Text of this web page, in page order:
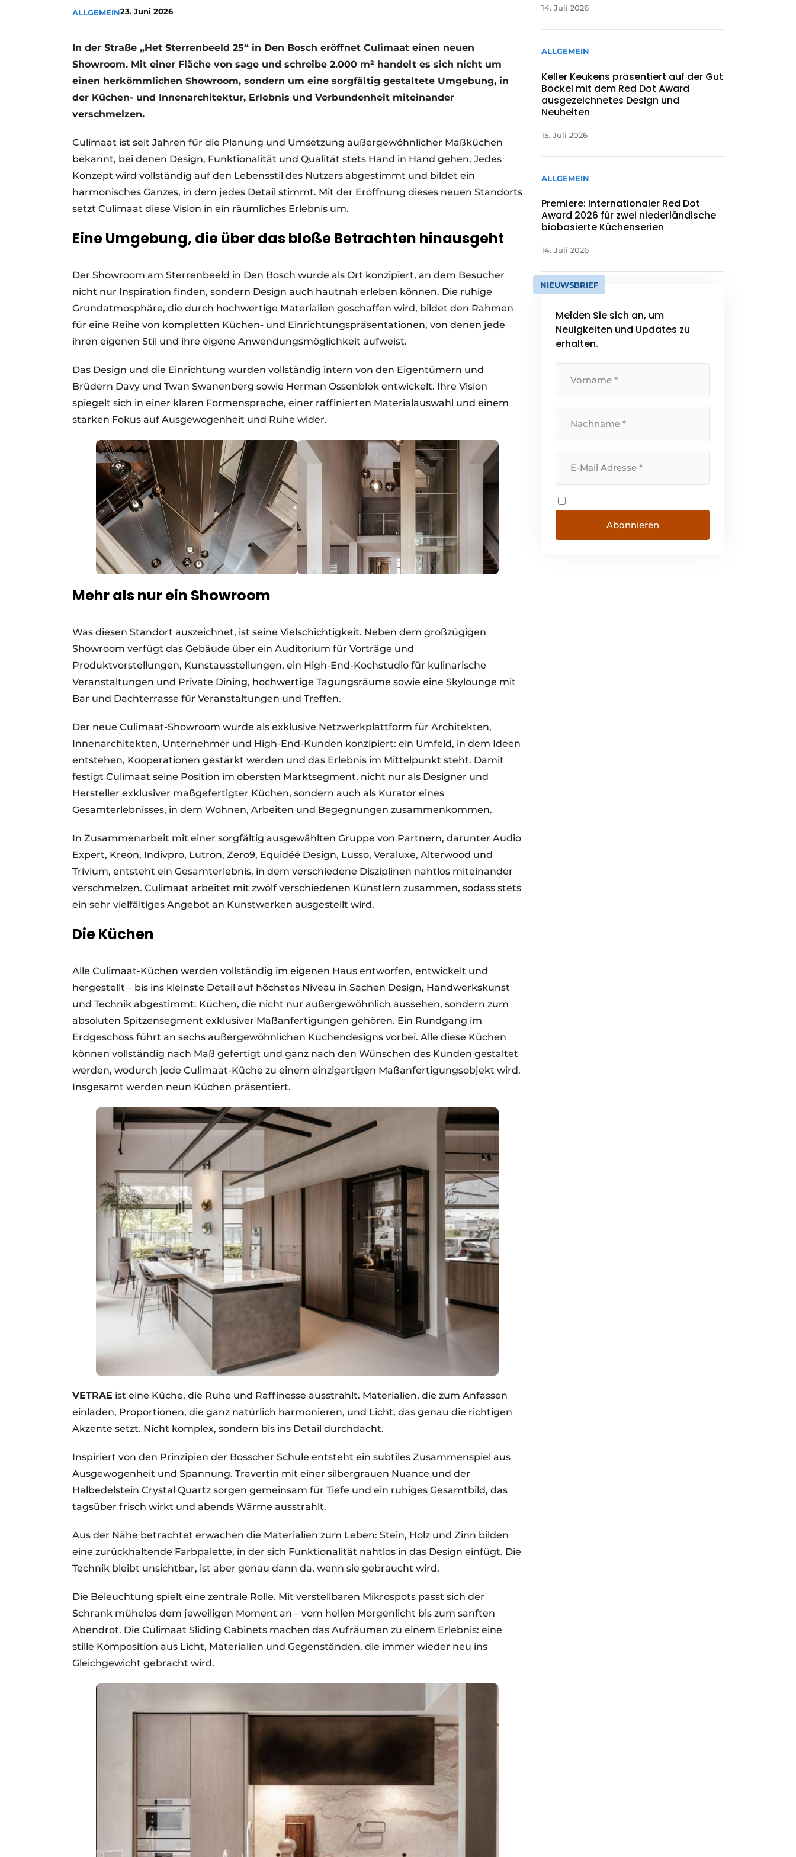
Ein Stellenangebot registrieren
Videos
ALLGEMEIN23. Juni 2026
In der Straße „Het Sterrenbeeld 25“ in Den Bosch eröffnet Culimaat einen neuen
Showroom. Mit einer Fläche von sage und schreibe 2.000 m² handelt es sich nicht um
einen herkömmlichen Showroom, sondern um eine sorgfältig gestaltete Umgebung, in
der Küchen- und Innenarchitektur, Erlebnis und Verbundenheit miteinander
verschmelzen.
Culimaat ist seit Jahren für die Planung und Umsetzung außergewöhnlicher Maßküchen
bekannt, bei denen Design, Funktionalität und Qualität stets Hand in Hand gehen. Jedes
Konzept wird vollständig auf den Lebensstil des Nutzers abgestimmt und bildet ein
harmonisches Ganzes, in dem jedes Detail stimmt. Mit der Eröffnung dieses neuen Standorts
setzt Culimaat diese Vision in ein räumliches Erlebnis um.
Eine Umgebung, die über das bloße Betrachten hinausgeht
Der Showroom am Sterrenbeeld in Den Bosch wurde als Ort konzipiert, an dem Besucher
nicht nur Inspiration finden, sondern Design auch hautnah erleben können. Die ruhige
Grundatmosphäre, die durch hochwertige Materialien geschaffen wird, bildet den Rahmen
für eine Reihe von kompletten Küchen- und Einrichtungspräsentationen, von denen jede
ihren eigenen Stil und ihre eigene Anwendungsmöglichkeit aufweist.
Das Design und die Einrichtung wurden vollständig intern von den Eigentümern und
Brüdern Davy und Twan Swanenberg sowie Herman Ossenblok entwickelt. Ihre Vision
spiegelt sich in einer klaren Formensprache, einer raffinierten Materialauswahl und einem
starken Fokus auf Ausgewogenheit und Ruhe wider.
Mehr als nur ein Showroom
Was diesen Standort auszeichnet, ist seine Vielschichtigkeit. Neben dem großzügigen
Showroom verfügt das Gebäude über ein Auditorium für Vorträge und
Produktvorstellungen, Kunstausstellungen, ein High-End-Kochstudio für kulinarische
Veranstaltungen und Private Dining, hochwertige Tagungsräume sowie eine Skylounge mit
Bar und Dachterrasse für Veranstaltungen und Treffen.
Der neue Culimaat-Showroom wurde als exklusive Netzwerkplattform für Architekten,
Innenarchitekten, Unternehmer und High-End-Kunden konzipiert: ein Umfeld, in dem Ideen
entstehen, Kooperationen gestärkt werden und das Erlebnis im Mittelpunkt steht. Damit
festigt Culimaat seine Position im obersten Marktsegment, nicht nur als Designer und
Hersteller exklusiver maßgefertigter Küchen, sondern auch als Kurator eines
Gesamterlebnisses, in dem Wohnen, Arbeiten und Begegnungen zusammenkommen.
In Zusammenarbeit mit einer sorgfältig ausgewählten Gruppe von Partnern, darunter Audio
Expert, Kreon, Indivpro, Lutron, Zero9, Equidéé Design, Lusso, Veraluxe, Alterwood und
Trivium, entsteht ein Gesamterlebnis, in dem verschiedene Disziplinen nahtlos miteinander
verschmelzen. Culimaat arbeitet mit zwölf verschiedenen Künstlern zusammen, sodass stets
ein sehr vielfältiges Angebot an Kunstwerken ausgestellt wird.
Die Küchen
Alle Culimaat-Küchen werden vollständig im eigenen Haus entworfen, entwickelt und
hergestellt – bis ins kleinste Detail auf höchstes Niveau in Sachen Design, Handwerkskunst
und Technik abgestimmt. Küchen, die nicht nur außergewöhnlich aussehen, sondern zum
absoluten Spitzensegment exklusiver Maßanfertigungen gehören. Ein Rundgang im
Erdgeschoss führt an sechs außergewöhnlichen Küchendesigns vorbei. Alle diese Küchen
können vollständig nach Maß gefertigt und ganz nach den Wünschen des Kunden gestaltet
werden, wodurch jede Culimaat-Küche zu einem einzigartigen Maßanfertigungsobjekt wird.
Insgesamt werden neun Küchen präsentiert.
VETRAE ist eine Küche, die Ruhe und Raffinesse ausstrahlt. Materialien, die zum Anfassen
einladen, Proportionen, die ganz natürlich harmonieren, und Licht, das genau die richtigen
Akzente setzt. Nicht komplex, sondern bis ins Detail durchdacht.
Inspiriert von den Prinzipien der Bosscher Schule entsteht ein subtiles Zusammenspiel aus
Ausgewogenheit und Spannung. Travertin mit einer silbergrauen Nuance und der
Halbedelstein Crystal Quartz sorgen gemeinsam für Tiefe und ein ruhiges Gesamtbild, das
tagsüber frisch wirkt und abends Wärme ausstrahlt.
Aus der Nähe betrachtet erwachen die Materialien zum Leben: Stein, Holz und Zinn bilden
eine zurückhaltende Farbpalette, in der sich Funktionalität nahtlos in das Design einfügt. Die
Technik bleibt unsichtbar, ist aber genau dann da, wenn sie gebraucht wird.
Die Beleuchtung spielt eine zentrale Rolle. Mit verstellbaren Mikrospots passt sich der
Schrank mühelos dem jeweiligen Moment an – vom hellen Morgenlicht bis zum sanften
Abendrot. Die Culimaat Sliding Cabinets machen das Aufräumen zu einem Erlebnis: eine
stille Komposition aus Licht, Materialien und Gegenständen, die immer wieder neu ins
Gleichgewicht gebracht wird.
14. Juli 2026
ALLGEMEIN
Keller Keukens präsentiert auf der Gut
Böckel mit dem Red Dot Award
ausgezeichnetes Design und
Neuheiten
15. Juli 2026
ALLGEMEIN
Premiere: Internationaler Red Dot
Award 2026 für zwei niederländische
biobasierte Küchenserien
14. Juli 2026
NIEUWSBRIEF
Melden Sie sich an, um
Neuigkeiten und Updates zu
erhalten.
Abonnieren